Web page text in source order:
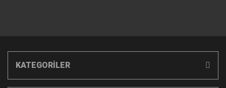
KATEGORİLER